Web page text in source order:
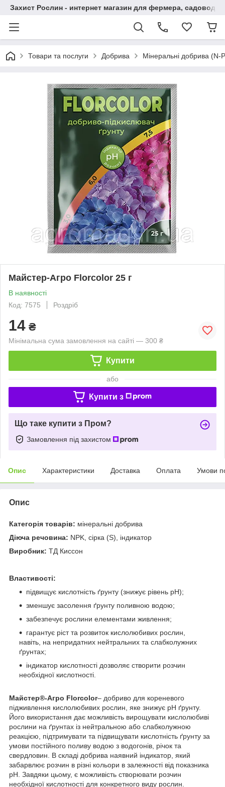
Захист Рослин - интернет магазин для фермера,
Товари та послуги Добрива Мінеральні добрива (N-
Майстер-Агро Florcolor 25 г
В наявності
Код: 7575
Роздріб
14 ₴
Мінімальна сума замовлення на сайті — 300 ₴
Купити
або
Купити з
Що таке купити з Пром?
Замовлення під захистом
Опис Характеристики Доставка Оплата Умови
Опис
Категорія товарів: мінеральні добрива
Діюча речовина: NPK, сірка (S), індикатор
Виробник: ТД Киссон
Властивості:
підвищує кислотність ґрунту (знижує рівень рН);
зменшує засолення ґрунту поливною водою;
забезпечує рослини елементами живлення;
гарантує ріст та розвиток кислолюбивих рослин,
навіть, на непридатних нейтральних та слабколужних
ґрунтах;
індикатор кислотності дозволяє створити розчин
необхідної кислотності.
Майстер®-Агро Florcolor– добриво для кореневого
підживлення кислолюбивих рослин, яке знижує рН ґрунту.
Його використання дає можливість вирощувати кислолюбиві
рослини на ґрунтах із нейтральною або слабколужною
реакцією, підтримувати та підвищувати кислотність ґрунту за
умови постійного поливу водою з водогонів, річок та
свердловин. В складі добрива наявний індикатор, який
забарвлює розчин в різні кольори в залежності від показника
рН. Завдяки цьому, є можливість створювати розчин
необхідної кислотності для конкретного виду рослин.